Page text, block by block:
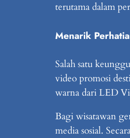
terutama dalam
Menarik
Salah satu
video promosi
warna dari LED
Bagi wisatawan
media sosial.